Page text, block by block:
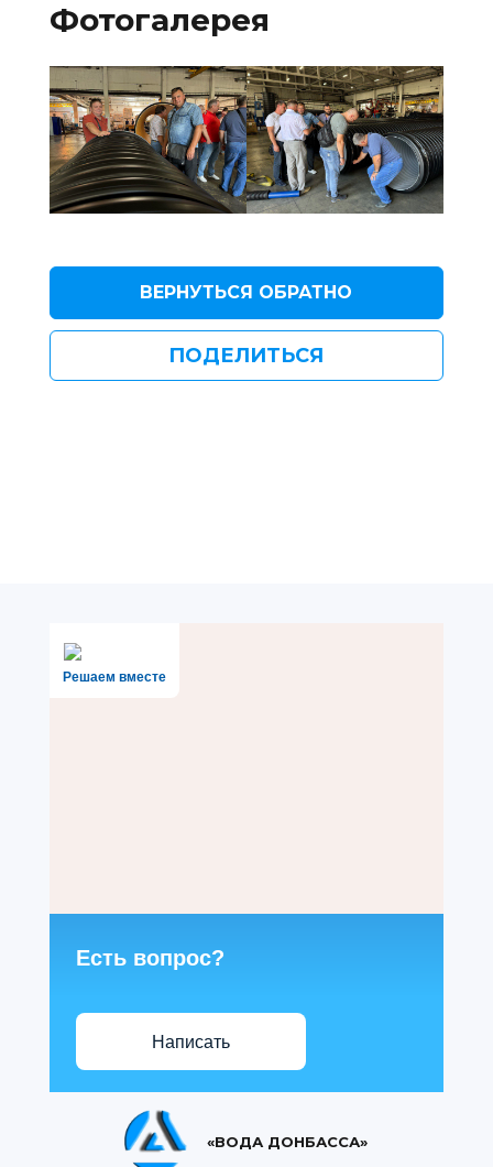
Фотогалерея
ВЕРНУТЬСЯ ОБРАТНО
ПОДЕЛИТЬСЯ
Решаем вместе
Есть вопрос?
Написать
«ВОДА ДОНБАССА»